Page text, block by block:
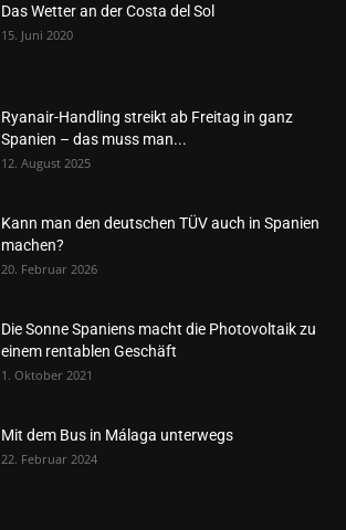
Das Wetter an der Costa del Sol
15. Juni 2020
Ryanair-Handling streikt ab Freitag in ganz
Spanien – das muss man...
12. August 2025
Kann man den deutschen TÜV auch in Spanien
machen?
20. Februar 2026
Die Sonne Spaniens macht die Photovoltaik zu
einem rentablen Geschäft
1. Oktober 2021
Mit dem Bus in Málaga unterwegs
22. Februar 2024